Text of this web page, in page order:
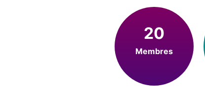
20
Membres